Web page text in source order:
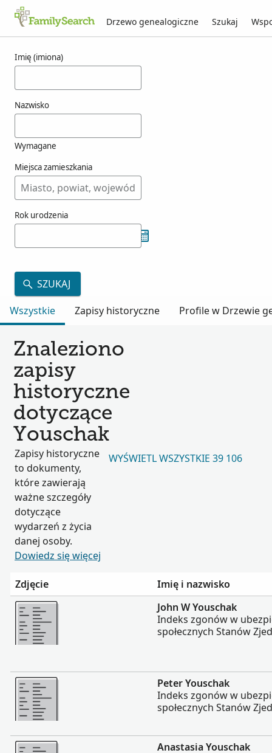
Drzewo genealogiczne Szukaj
Imię (imiona)
Nazwisko
Wymagane
Miejsca zamieszkania
Rok urodzenia
SZUKAJ
Wszystkie
Zapisy historyczne Profile w Drzewie
Znaleziono
zapisy
historyczne
dotyczące
Youschak
Zapisy historyczne
to dokumenty,
które zawierają
ważne szczegóły
dotyczące
wydarzeń z życia
danej osoby.
Dowiedz się więcej
WYŚWIETL WSZYSTKIE 39 106
Zdjęcie
Imię i nazwisko
Więcej
John W Youschak
Indeks zgonów w
społecznych Stanów
Więcej
Peter Youschak
Indeks zgonów w
społecznych Stanów
Więcej
Anastasia Youschak